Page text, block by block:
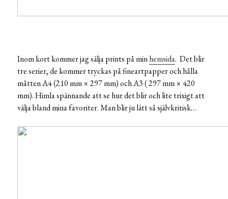
Inom kort kommer jag sälja prints på minhemsida. Det blir
tre serier, de kommer tryckas på fineartpapper och hålla
måtten A4 (210 mm × 297 mm)och A3 (297 mm × 420
mm). Himla spännande att se hur det blir och lite trixigt att
välja bland mina favoriter. Man blir ju lätt så självkritisk…